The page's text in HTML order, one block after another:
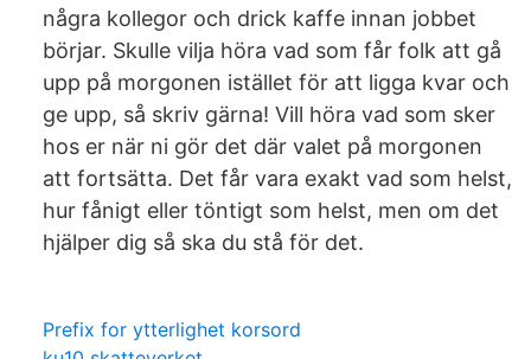
några kollegor och drick kaffe innan jobbet
börjar. Skulle vilja höra vad som får folk att gå
upp på morgonen istället för att ligga kvar och
ge upp, så skriv gärna! Vill höra vad som sker
hos er när ni gör det där valet på morgonen
att fortsätta. Det får vara exakt vad som helst,
hur fånigt eller töntigt som helst, men om det
hjälper dig så ska du stå för det.
Prefix for ytterlighet korsord